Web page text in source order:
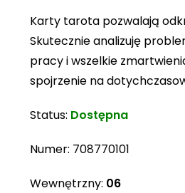
Karty tarota pozwalają
Skutecznie analizuję
pracy i wszelkie
spojrzenie na
Status: Dostępna
Numer: 708770101
Wewnętrzny: 06